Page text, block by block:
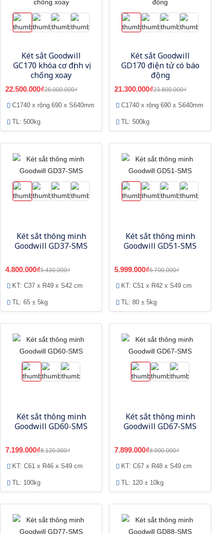
Két sắt Goodwill
GC170 khóa cơ định vị
chống xoay
22.500.000₫26.000.000₫
C1740 x rộng 690 x S640mm
TL: 500kg
Két sắt Goodwill
GD170 điện tử có báo
động
21.300.000₫23.800.000₫
C1740 x rộng 690 x S640mm
TL: 500kg
Két sắt thông minh
Goodwill GD37-SMS
4.800.000₫5.430.000₫
KT: C37 x R49 x S42 cm
TL: 65 ± 5kg
Két sắt thông minh
Goodwill GD51-SMS
5.999.000₫6.700.000₫
KT: C51 x R42 x S49 cm
TL: 80 ± 5kg
Két sắt thông minh
Goodwill GD60-SMS
7.199.000₫8.120.000₫
KT: C61 x R46 x S49 cm
TL: 100kg
Két sắt thông minh
Goodwill GD67-SMS
7.899.000₫8.900.000₫
KT: C67 x R48 x S49 cm
TL: 120 ± 10kg